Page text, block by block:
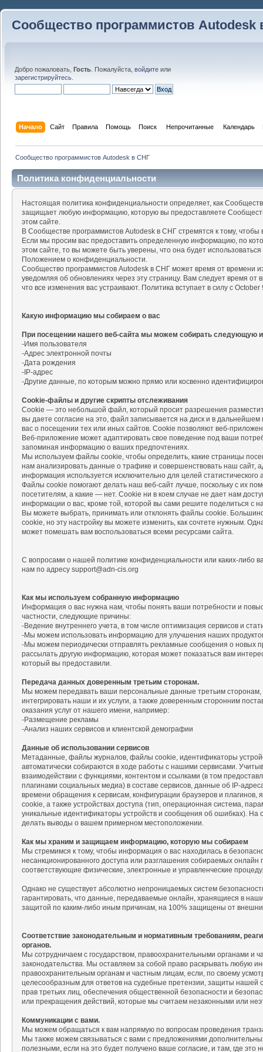
Сообщество программистов Autodesk
Добро пожаловать, Гость . Пожалуйста, войдите или
зарегистрируйтесь
Начало Сайт Правила Помощь Поиск Непрочитанные Календарь
Сообщество программистов Autodesk в СНГ
Политика конфиденциальности
Настоящая политика конфиденциальности определяет, как
защищает любую информацию, которую вы предоставляете
этом сайте.
В Сообществе программистов Autodesk в СНГ стремятся к тому,
Если мы просим вас предоставить определенную информацию, по
этом сайте, то вы можете быть уверены, что она будет
Положением о конфиденциальности.
Сообщество программистов Autodesk в СНГ может время от времени
уведомляя об обновлениях через эту страницу. Вам следует время
что все изменения вас устраивают. Политика вступает в силу с
Какую информацию мы собираем о вас
При посещении нашего веб-сайта мы можем собирать следующую
-Имя пользователя
-Адрес электронной почты
-Дата рождения
-IP-адрес
-Другие данные, по которым можно прямо или косвенно
Cookie-файлы и другие скрипты отслеживания
Cookie — это небольшой файл, который просит разрешения
вы даете согласие на это, файл записывается на диск и в
вас о посещении тех или иных сайтов. Cookie позволяют веб-
Веб-приложение может адаптировать свое поведение под ваши
запоминая информацию о ваших предпочтениях.
Мы используем файлы cookie, чтобы определить, какие страницы
нам анализировать данные о трафике и совершенствовать наш сайт,
информация используется исключительно для целей
Файлы cookie помогают делать наш веб-сайт лучше, поскольку с их
посетителям, а какие — нет. Cookie ни в коем случае не дает нам
информации о вас, кроме той, которой вы сами решите поделиться с
Вы можете выбрать, принимать или отклонять файлы cookie.
cookie, но эту настройку вы можете изменить, как сочтете нужным.
может помешать вам воспользоваться всеми ресурсами сайта.
С вопросами о нашей политике конфиденциальности или каких-либо
нам по адресу support@adn-cis.org
Как мы используем собранную информацию
Информация о вас нужна нам, чтобы понять ваши потребности и
частности, следующие причины:
-Ведение внутреннего учета, в том числе оптимизация сервисов и
-Мы можем использовать информацию для улучшения наших продуктов
-Мы можем периодически отправлять рекламные сообщения о новых
рассылать другую информацию, которая может показаться вам
который вы предоставили.
Передача данных доверенным третьим сторонам.
Мы можем передавать ваши персональные данные третьим
интегрировать наши и их услуги, а также доверенным сторонним
оказания услуг от нашего имени, например:
-Размещение рекламы
-Анализ наших сервисов и клиентской демографии
Данные об использовании сервисов
Метаданные, файлы журналов, файлы cookie, идентификаторы
автоматически собираются в ходе работы с нашими сервисами.
взаимодействии с функциями, контентом и ссылками (в том
плагинами социальных медиа) в составе сервисов, данные об IP-
времени обращения к сервисам, конфигурации браузеров и
cookie, а также устройствах доступа (тип, операционная система,
уникальные идентификаторы устройств и сообщения об ошибках).
делать выводы о вашем примерном местоположении.
Как мы храним и защищаем информацию, которую мы собираем
Мы стремимся к тому, чтобы информация о вас находилась в
несанкционированного доступа или разглашения собираемых
соответствующие физические, электронные и управленческие
Однако не существует абсолютно непроницаемых систем
гарантировать, что данные, передаваемые онлайн, хранящиеся в
защитой по каким-либо иным причинам, на 100% защищены от
Соответствие законодательным и нормативным требованиям,
органов.
Мы сотрудничаем с государством, правоохранительными органами и
законодательства. Мы оставляем за собой право раскрывать любую
правоохранительным органам и частным лицам, если, по своему
целесообразным для ответов на судебные претензии, защиты нашей
прав третьих лиц, обеспечения общественной безопасности и
или прекращения действий, которые мы считаем незаконными или
Коммуникации с вами.
Мы можем обращаться к вам напрямую по вопросам проведения
Мы также можем связываться с вами с предложениями
полезными, если на это будет получено ваше согласие, и там, где это